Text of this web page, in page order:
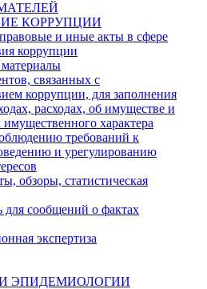
КОРРУПЦИИ
и иные акты в сфере
коррупции
связанных с
коррупции, для заполнения
расходах, об имуществе и
имущественного характера
требований к
и урегулированию
обзоры, статистическая
для сообщений о фактах
экспертиза
ЭПИДЕМИОЛОГИИ